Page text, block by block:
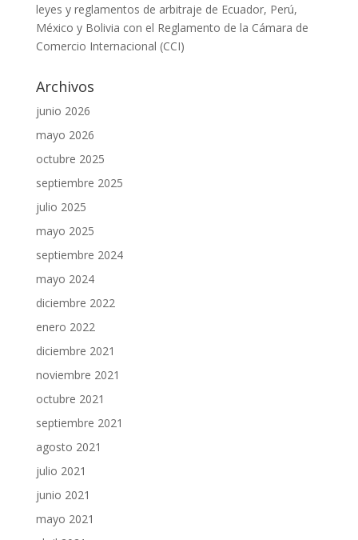
leyes y reglamentos de arbitraje de Ecuador, Perú,
México y Bolivia con el Reglamento de la Cámara de
Comercio Internacional (CCI)
Archivos
junio 2026
mayo 2026
octubre 2025
septiembre 2025
julio 2025
mayo 2025
septiembre 2024
mayo 2024
diciembre 2022
enero 2022
diciembre 2021
noviembre 2021
octubre 2021
septiembre 2021
agosto 2021
julio 2021
junio 2021
mayo 2021